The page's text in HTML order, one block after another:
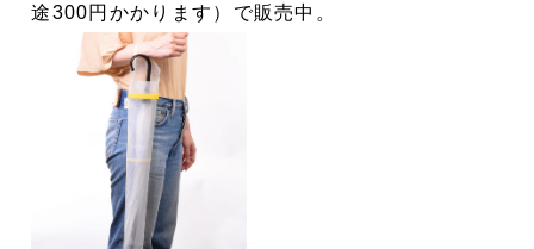
途300円かかります）で販売中。